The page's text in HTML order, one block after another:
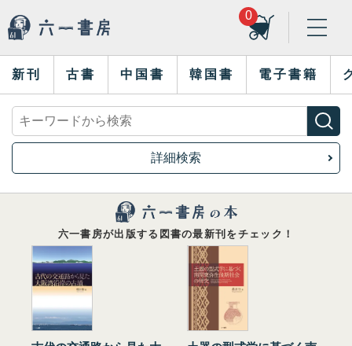
0
新刊 古書 中国書 韓国書 電子書籍
詳細検索
六一書房が出版する図書の最新刊をチェック！